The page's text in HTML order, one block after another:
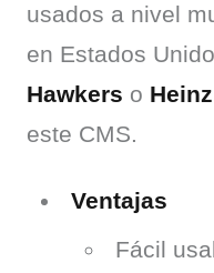
usados a nivel
Hawkers o Heinz
este CMS.
Ventajas
Fácil